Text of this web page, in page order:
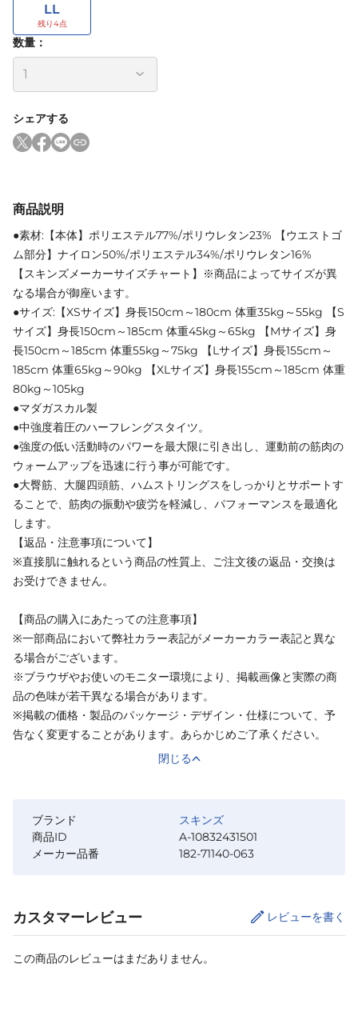
LL
数量：
シェアする
商品説明
●素材:【本体】ポリエステル77%/ポリウレタン23% 【ウエストゴ
ム部分】ナイロン50%/ポリエステル34%/ポリウレタン16%
【スキンズメーカーサイズチャート】※商品によってサイズが異
なる場合が御座います。
●サイズ:【XSサイズ】身長150cm～180cm 体重35kg～55kg 【S
サイズ】身長150cm～185cm 体重45kg～65kg 【Mサイズ】身
長150cm～185cm 体重55kg～75kg 【Lサイズ】身長155cm～
185cm 体重65kg～90kg 【XLサイズ】身長155cm～185cm 体重
80kg～105kg
●マダガスカル製
●中強度着圧のハーフレングスタイツ。
●強度の低い活動時のパワーを最大限に引き出し、運動前の筋肉の
ウォームアップを迅速に行う事が可能です。
●大臀筋、大腿四頭筋、ハムストリングスをしっかりとサポートす
ることで、筋肉の振動や疲労を軽減し、パフォーマンスを最適化
します。
【返品・注意事項について】
※直接肌に触れるという商品の性質上、ご注文後の返品・交換は
お受けできません。
【商品の購入にあたっての注意事項】
※一部商品において弊社カラー表記がメーカーカラー表記と異な
る場合がございます。
※ブラウザやお使いのモニター環境により、掲載画像と実際の商
品の色味が若干異なる場合があります。
※掲載の価格・製品のパッケージ・デザイン・仕様について、予
告なく変更することがあります。あらかじめご了承ください。
閉じる
ブランド
スキンズ
商品ID
A-10832431501
メーカー品番
182-71140-063
カスタマーレビュー レビューを書く
この商品のレビューはまだありません。